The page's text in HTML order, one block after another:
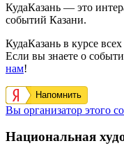
КудаКазань — это
событий Казани.
КудаКазань в курсе
Если вы знаете о
нам!
Напомнить
Вы организатор этого
Национальная